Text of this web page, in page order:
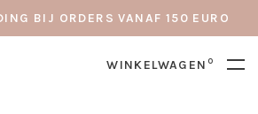
BIJ ORDERS VANAF 150 EURO
WINKELWAGEN 0